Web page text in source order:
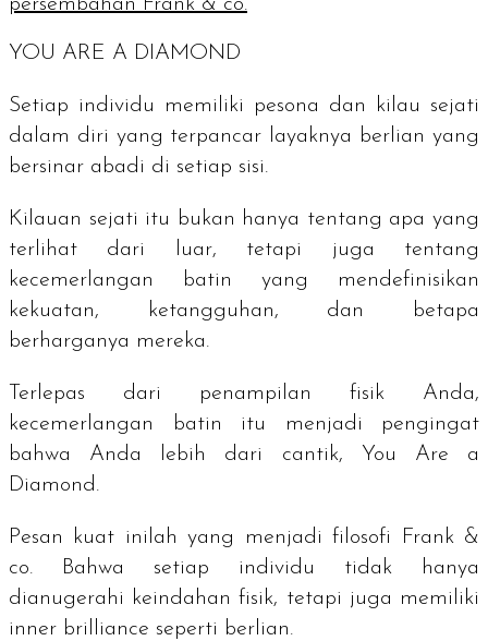
persembahan Frank & co.
YOU ARE A DIAMOND
Setiap individu memiliki pesona dan kilau sejati
dalam diri yang terpancar layaknya berlian yang
bersinar abadi di setiap sisi.
Kilauan sejati itu bukan hanya tentang apa yang
terlihat dari luar, tetapi juga tentang
kecemerlangan batin yang mendefinisikan
kekuatan, ketangguhan, dan betapa
berharganya mereka.
Terlepas dari penampilan fisik Anda,
kecemerlangan batin itu menjadi pengingat
bahwa Anda lebih dari cantik, You Are a
Diamond .
Pesan kuat inilah yang menjadi filosofi Frank &
co. Bahwa setiap individu tidak hanya
dianugerahi keindahan fisik, tetapi juga memiliki
inner brilliance seperti berlian.